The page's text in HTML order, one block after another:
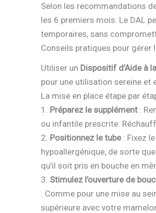
Selon les recommandations
les 6 premiers mois. Le DAL
temporaires, sans
Conseils pratiques pour gérer
Utiliser un Dispositif d’Aide à
pour une utilisation sereine et
La mise en place étape par
1. Préparez le supplément :
ou infantile prescrite.
2. Positionnez le tube: Fixez
hypoallergénique, de sorte
qu’il soit pris en bouche en
3. Stimulez l’ouverture de
: Comme pour une mise au
supérieure avec votre